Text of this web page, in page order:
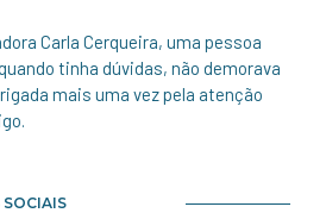
Carla Cerqueira, uma pessoa
tinha dúvidas, não demorava
mais uma vez pela atenção
SOCIAIS